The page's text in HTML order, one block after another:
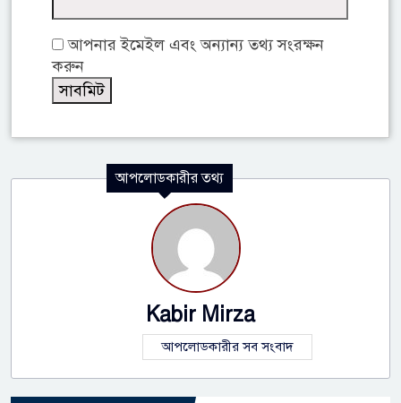
আপনার ইমেইল এবং অন্যান্য তথ্য সংরক্ষন
করুন
আপলোডকারীর তথ্য
Kabir Mirza
আপলোডকারীর সব সংবাদ